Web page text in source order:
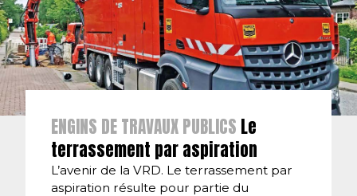
ENGINS DE TRAVAUX PUBLICS Le
terrassement par aspiration
L’avenir de la VRD. Le terrassement par
aspiration résulte pour partie du